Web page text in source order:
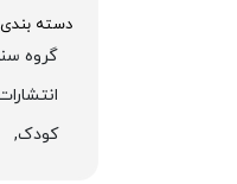
دسته
گروه سنی 3 تا
کودک,